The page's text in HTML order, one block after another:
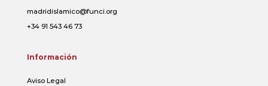
madridislamico@funci.org
+34 91 543 46 73
Información
Aviso Legal